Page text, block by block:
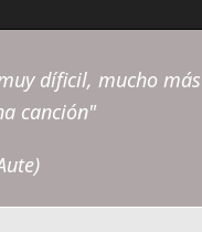
díficil, mucho más
canción"